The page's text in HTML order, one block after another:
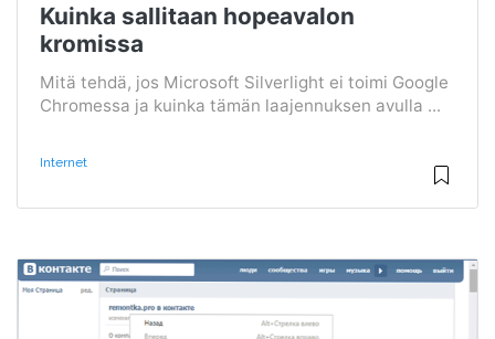
Kuinka sallitaan hopeavalon
kromissa
Mitä tehdä, jos Microsoft Silverlight ei toimi Google
Chromessa ja kuinka tämän laajennuksen avulla ...
Internet